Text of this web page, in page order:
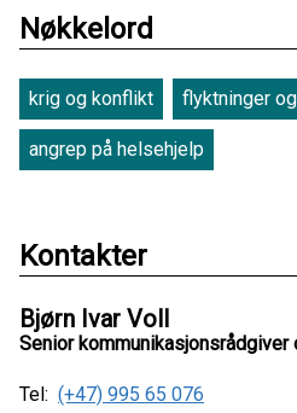
Nøkkelord
krig og konflikt flyktninger
angrep på helsehjelp
Kontakter
Bjørn Ivar Voll
Senior
Tel: (+47) 995 65 076